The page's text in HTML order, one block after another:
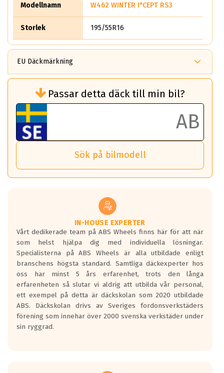
Modellnamn W462 WINTER I*CEPT RS3
Storlek 195/55R16
EU Däckmärkning
bränsleförbrukningen)
Det ska vara en betygsskala från klass A
till G för rullmotstånd.
Ett klass A däck kommer ha 6,5% bättre
bränsleförbrukning än ett klass G däck.
Det betyder att om man kör 10,000 km,
så sparar man 50 liter bränsle med ett
vilken körstil du använder.
Våtgrepp egenskaper:
Betygsskalan är satt A till F. Där A påvisar
den kortaste bromssträckan och F är den
längsta.
Inga D eller G betyg delas ut för
personbilar och lätta lastbilar.
Betyget sätts efter ett test där däcken
skall bromsa in på en väg där det ligger
0.5-1.5 mm vatten.
I 80km/h kommer skillnaden på
Passar detta däck till min bil?
Sök på bilmodell
IN-HOUSE EXPERTER
Vårt dedikerade team på ABS Wheels finns här för att när
som helst hjälpa dig med individuella lösningar.
Specialisterna på ABS Wheels är alla utbildade enligt
branschens högsta standard. Samtliga däckexperter hos
oss har minst 5 års erfarenhet, trots den långa
erfarenheten så slutar vi aldrig att utbilda vår personal,
ett exempel på detta är däckskolan som 2020 utbildade
ABS. Däckskolan drivs av Sveriges fordonsverkstäders
förening som innehar över 2000 svenska verkstäder under
sin ryggrad.